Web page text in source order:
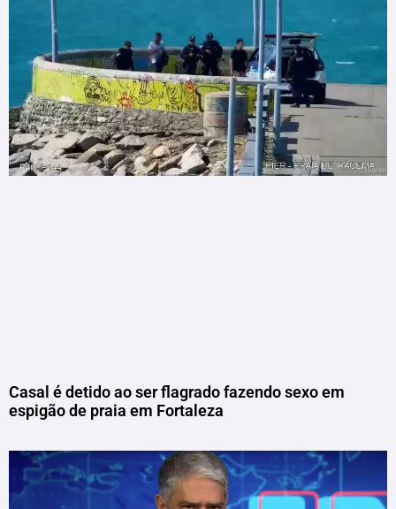
Casal é detido ao ser flagrado fazendo sexo em
espigão de praia em Fortaleza